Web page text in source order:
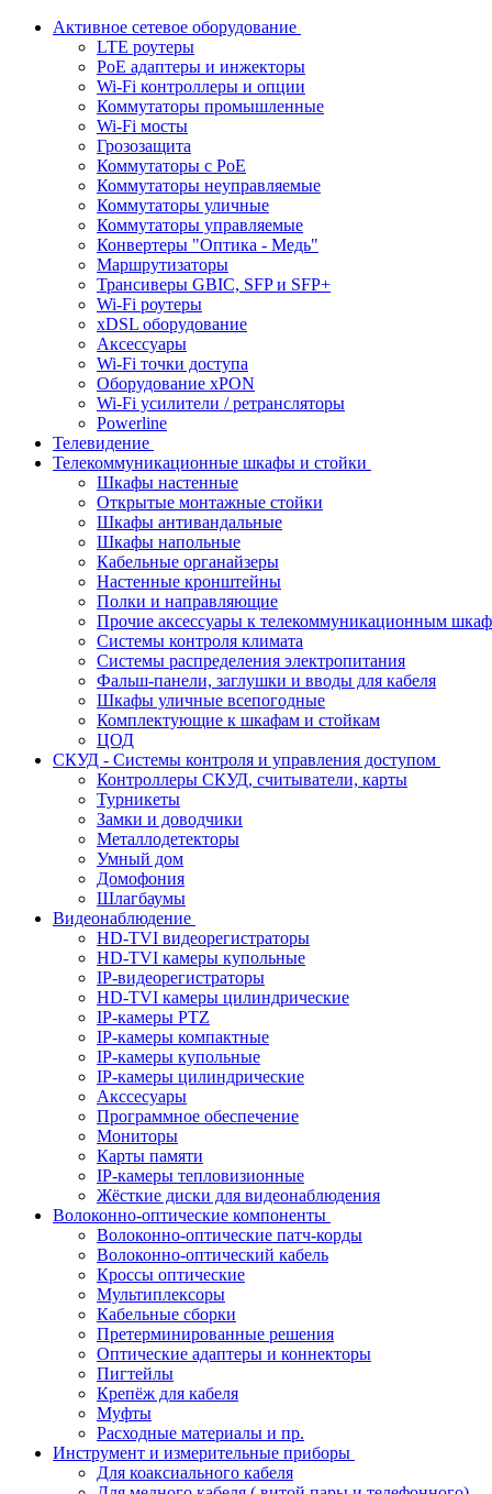
Активное сетевое оборудование
LTE роутеры
PoE адаптеры и инжекторы
Wi-Fi контроллеры и опции
Коммутаторы промышленные
Wi-Fi мосты
Грозозащита
Коммутаторы c PoE
Коммутаторы неуправляемые
Коммутаторы уличные
Коммутаторы управляемые
Конвертеры "Оптика - Медь"
Маршрутизаторы
Трансиверы GBIC, SFP и SFP+
Wi-Fi роутеры
xDSL оборудование
Аксессуары
Wi-Fi точки доступа
Оборудование хPON
Wi-Fi усилители / ретрансляторы
Powerline
Телевидение
Телекоммуникационные шкафы и стойки
Шкафы настенные
Открытые монтажные стойки
Шкафы антивандальные
Шкафы напольные
Кабельные органайзеры
Настенные кронштейны
Полки и направляющие
Прочие аксессуары к телекоммуникационным
Системы контроля климата
Системы распределения электропитания
Фальш-панели, заглушки и вводы для кабеля
Шкафы уличные всепогодные
Комплектующие к шкафам и стойкам
ЦОД
СКУД - Системы контроля и управления доступом
Контроллеры СКУД, считыватели, карты
Турникеты
Замки и доводчики
Металлодетекторы
Умный дом
Домофония
Шлагбаумы
Видеонаблюдение
HD-TVI видеорегистраторы
HD-TVI камеры купольные
IP-видеорегистраторы
HD-TVI камеры цилиндрические
IP-камеры PTZ
IP-камеры компактные
IP-камеры купольные
IP-камеры цилиндрические
Акссесуары
Программное обеспечение
Мониторы
Карты памяти
IP-камеры тепловизионные
Жёсткие диски для видеонаблюдения
Волоконно-оптические компоненты
Волоконно-оптические патч-корды
Волоконно-оптический кабель
Кроссы оптические
Мультиплексоры
Кабельные сборки
Претерминированные решения
Оптические адаптеры и коннекторы
Пигтейлы
Крепёж для кабеля
Муфты
Расходные материалы и пр.
Инструмент и измерительные приборы
Для коаксиального кабеля